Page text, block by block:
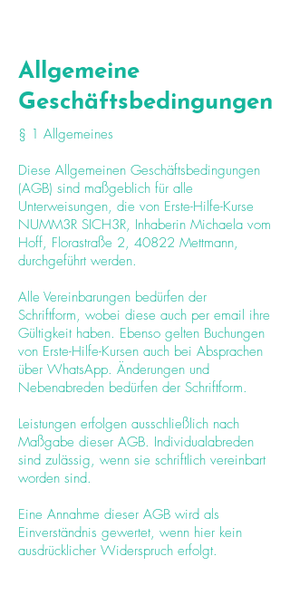
Allgemeine
Geschäftsbedingungen
§ 1 Allgemeines
Diese Allgemeinen Geschäftsbedingungen
(AGB) sind maßgeblich für alle
Unterweisungen, die von Erste-Hilfe-Kurse
NUMM3R SICH3R, Inhaberin Michaela vom
Hoff, Florastraße 2, 40822 Mettmann,
durchgeführt werden.
Alle Vereinbarungen bedürfen der
Schriftform, wobei diese auch per email ihre
Gültigkeit haben. Ebenso gelten Buchungen
von Erste-Hilfe-Kursen auch bei Absprachen
über WhatsApp. Änderungen und
Nebenabreden bedürfen der Schriftform.
Leistungen erfolgen ausschließlich nach
Maßgabe dieser AGB. Individualabreden
sind zulässig, wenn sie schriftlich vereinbart
worden sind.
Eine Annahme dieser AGB wird als
Einverständnis gewertet, wenn hier kein
ausdrücklicher Widerspruch erfolgt.